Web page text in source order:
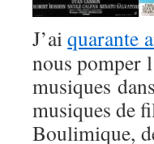
J’aiquarante
nous pomper
musiques
musiques de
Boulimique,